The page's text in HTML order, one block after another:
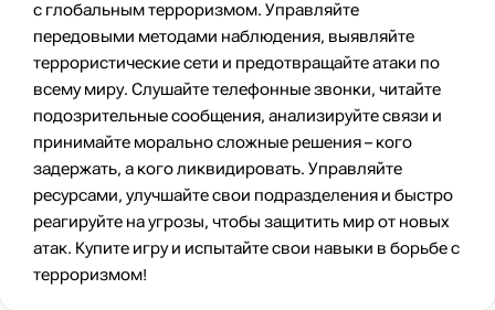
с глобальным терроризмом. Управляйте
передовыми методами наблюдения, выявляйте
террористические сети и предотвращайте атаки по
всему миру. Слушайте телефонные звонки, читайте
подозрительные сообщения, анализируйте связи и
принимайте морально сложные решения – кого
задержать, а кого ликвидировать. Управляйте
ресурсами, улучшайте свои подразделения и быстро
реагируйте на угрозы, чтобы защитить мир от новых
атак. Купите игру и испытайте свои навыки в борьбе с
терроризмом!